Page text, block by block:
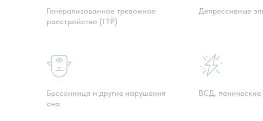
Генерализованное тревожное
расстройство (ГТР)
Депрессивные
Бессонница и другие нарушения
сна
ВСД, панические